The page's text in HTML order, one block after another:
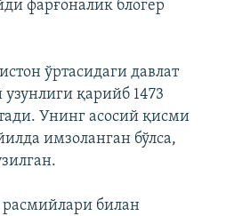
фарғоналик блогер
ўртасидаги давлат
қарийб 1473
Унинг асосий қисми
имзоланган бўлса,
билан